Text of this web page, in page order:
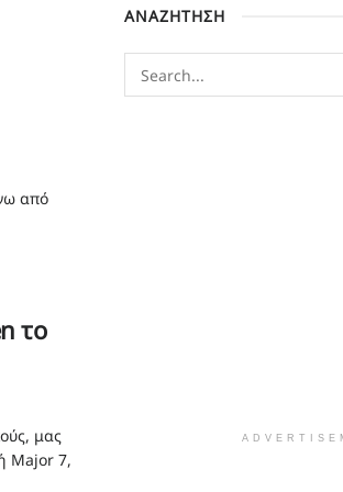
από
το
μας
Major 7,
ΑΝΑΖΗΤΗΣΗ